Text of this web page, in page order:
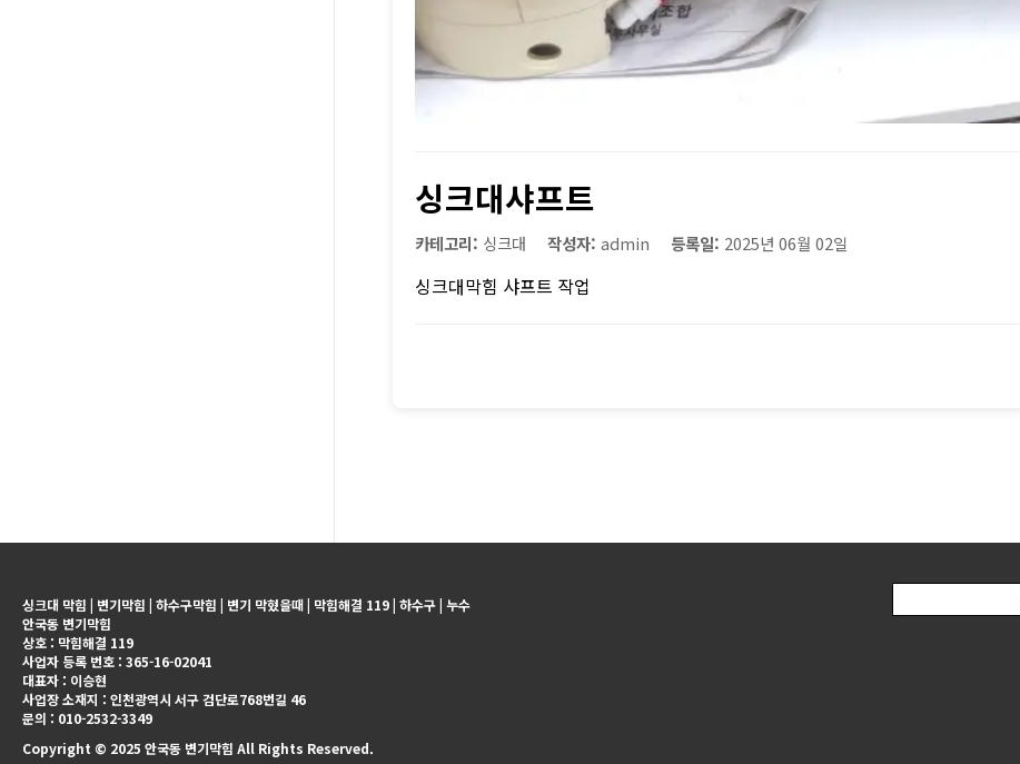
싱크대샤프트
카테고리: 싱크대 작성자: admin 등록일: 2025년 06월 02일
싱크대막힘 샤프트 작업
싱크대 막힘 | 변기막힘 | 하수구막힘 | 변기 막혔을때 | 막힘해결 119 | 하수구 | 누수
안국동 변기막힘
상호 : 막힘해결 119
사업자 등록 번호 : 365-16-02041
대표자 : 이승현
사업장 소재지 : 인천광역시 서구 검단로768번길 46
문의 : 010-2532-3349
Copyright © 2025 안국동 변기막힘 All Rights Reserved.